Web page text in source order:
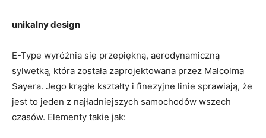
unikalny‍ design
E-Type wyróżnia ‌się⁤ przepiękną, aerodynamiczną
sylwetką,​ która‍ została zaprojektowana przez⁣ Malcolma
Sayera.‌ Jego krągłe kształty ‍i finezyjne linie ‍sprawiają,​ że
jest to jeden z ⁣najładniejszych samochodów wszech ​
czasów. Elementy takie jak: